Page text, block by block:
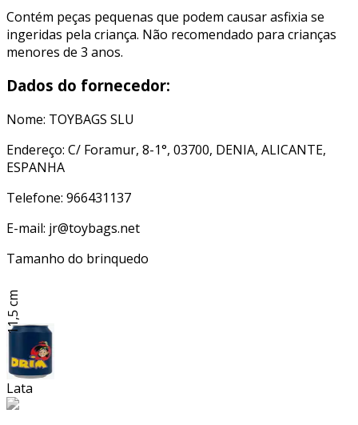
Contém peças pequenas que podem causar asfixia se
ingeridas pela criança. Não recomendado para crianças
menores de 3 anos.
Dados do fornecedor:
Nome: TOYBAGS SLU
Endereço: C/ Foramur, 8-1°, 03700, DENIA, ALICANTE,
ESPANHA
Telefone: 966431137
E-mail: jr@toybags.net
Tamanho do brinquedo
11,5 cm
Lata